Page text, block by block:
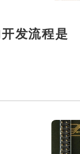
发流程是